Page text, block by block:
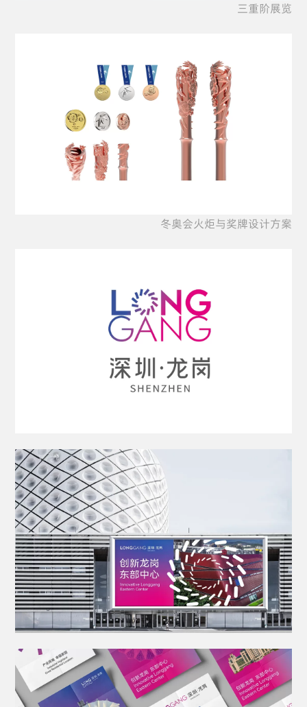
三重阶展览
冬奥会火炬与奖牌设计方案